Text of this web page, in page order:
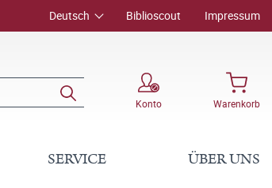
Deutsch Biblioscout Impressum
Konto Warenkorb
SERVICE ÜBER UNS